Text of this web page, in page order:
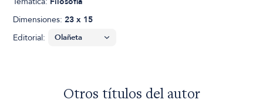
Dimensiones:23 x 15
Editorial:
Otros títulos del autor